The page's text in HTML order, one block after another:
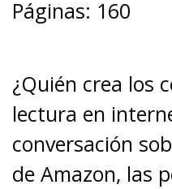
Páginas: 160
¿Quién crea los
lectura en
conversación
de Amazon, las